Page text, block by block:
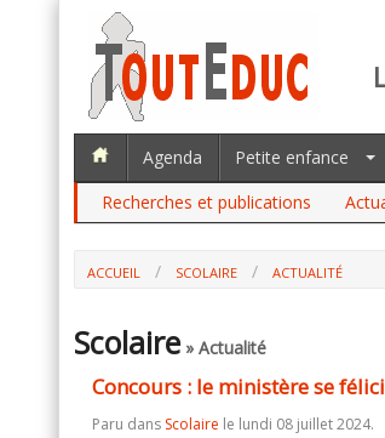
Agenda Petite enfance
Recherches et publications
ACCUEIL SCOLAIRE
ACTUALITÉ
Scolaire» Actualité
Concours : le ministère se
Paru dans Scolaire le lundi 08 juillet 2024.